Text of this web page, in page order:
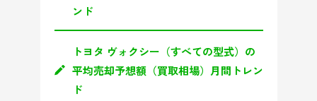
ンド
トヨタ ヴォクシー（すべての型式）の
平均売却予想額（買取相場）月間トレン
ド